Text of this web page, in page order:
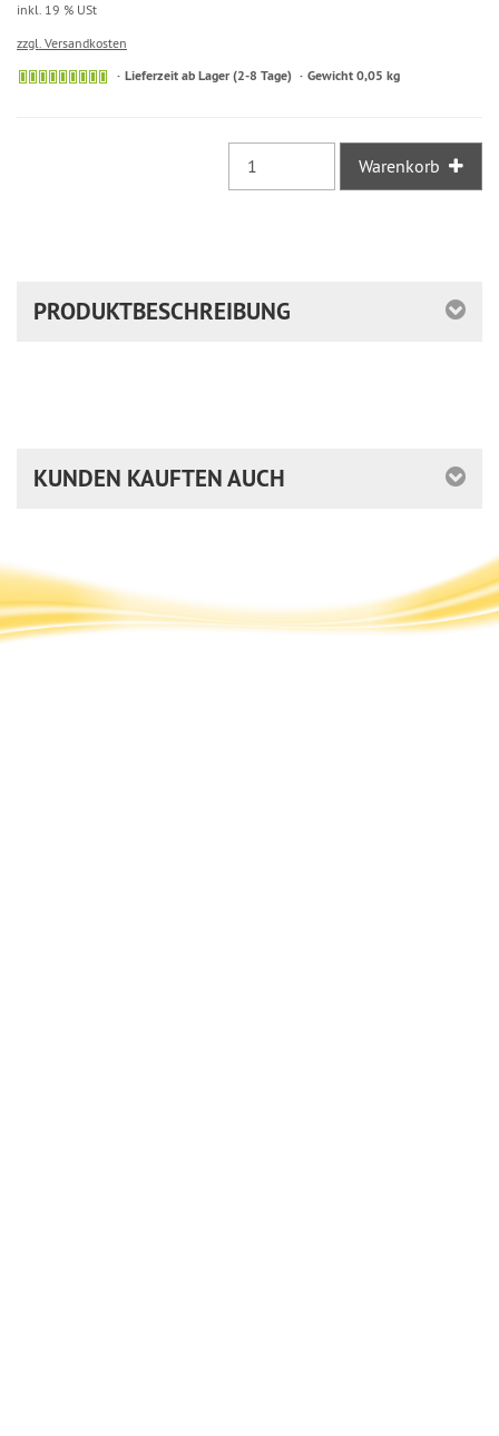
inkl. 19 % USt
zzgl. Versandkosten
Sofort
Lieferzeit ab Lager (2-8 Tage) Gewicht 0,05 kg
Warenkorb
PRODUKTBESCHREIBUNG
KUNDEN KAUFTEN AUCH